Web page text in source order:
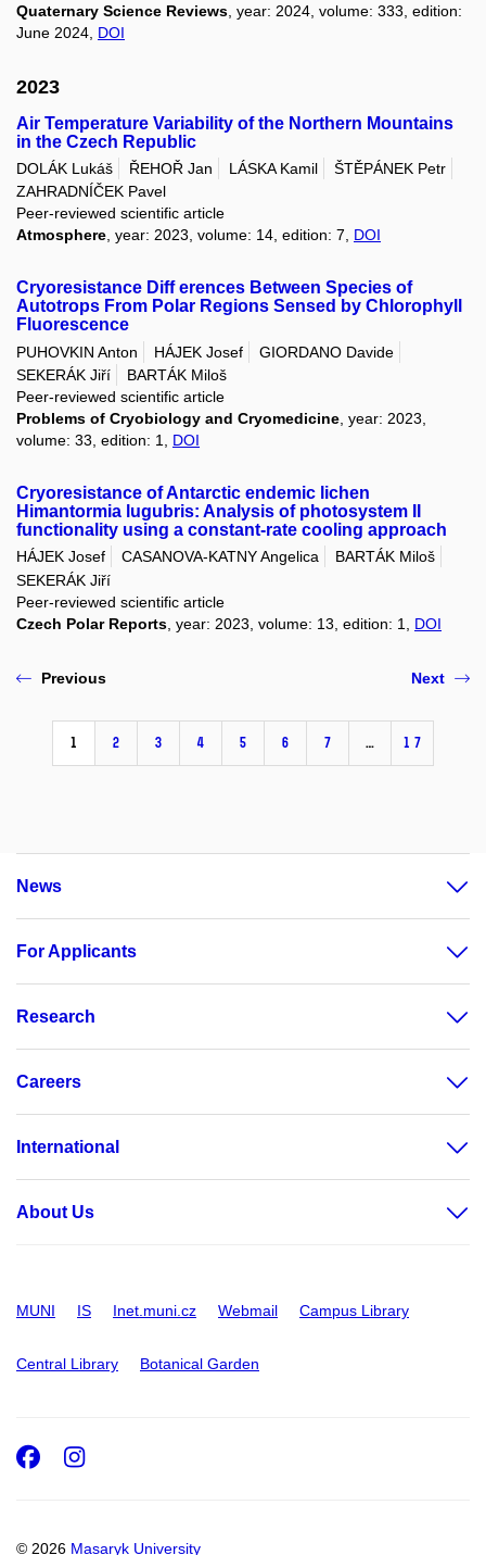
Quaternary Science Reviews , year: 2024, volume: 333, edition:
June 2024, DOI
2023
Air Temperature Variability of the Northern Mountains
in the Czech Republic
DOLÁK Lukáš ŘEHOŘ Jan LÁSKA Kamil
ŠTĚPÁNEK Petr
ZAHRADNÍČEK Pavel
Peer-reviewed scientific article
Atmosphere, year: 2023, volume: 14, edition: 7, DOI
Cryoresistance Diff erences Between Species of
Autotrops From Polar Regions Sensed by Chlorophyll
Fluorescence
PUHOVKIN Anton HÁJEK Josef
GIORDANO Davide
SEKERÁK Jiří
BARTÁK Miloš
Peer-reviewed scientific article
Problems of Cryobiology and Cryomedicine , year: 2023,
volume: 33, edition: 1, DOI
Cryoresistance of Antarctic endemic lichen
Himantormia lugubris: Analysis of photosystem II
functionality using a constant-rate cooling approach
HÁJEK Josef CASANOVA-KATNY Angelica
BARTÁK Miloš
SEKERÁK Jiří
Peer-reviewed scientific article
Czech Polar Reports , year: 2023, volume: 13, edition: 1, DOI
Previous
1 2 3 4 5 6 7 … 17
Next
News
For Applicants
Research
Careers
International
About Us
MUNI IS Inet.muni.cz Webmail Campus Library
Central Library Botanical Garden
© 2026 Masaryk University
Facebook
Instagram